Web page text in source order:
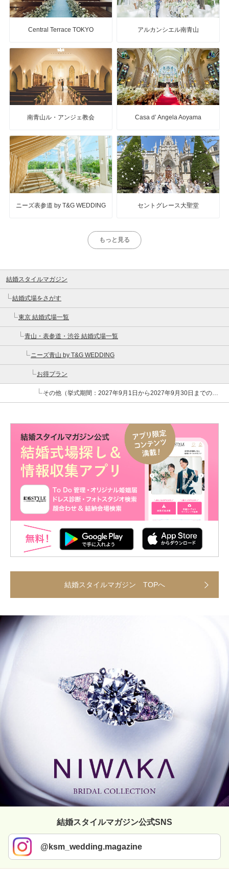
Central Terrace TOKYO アルカンシエル南青山
南青山ル・アンジェ教会 Casa d’ Angela Aoyama
ニーズ表参道 by T&G WEDDING セントグレース大聖堂
もっと見る
結婚スタイルマガジン
結婚式場をさがす
東京 結婚式場一覧
青山・表参道・渋谷 結婚式場一覧
ニーズ青山 by T&G WEDDING
お得プラン
結婚スタイルマガジン TOPへ
結婚スタイルマガジン公式SNS
@ksm_wedding.magazine